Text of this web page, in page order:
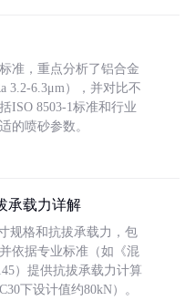
准，重点分析了铝合金
3.2-6.3μm），并对比不
ISO 8503-1标准和行业
的喷砂参数。
承载力详解
规格和抗拔承载力，包
依据专业标准（如《混
）提供抗拔承载力计算
下设计值约80kN）。